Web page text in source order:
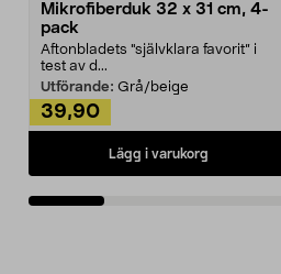
Mikrofiberduk 32 x 31 cm, 4-
pack
Aftonbladets "självklara favorit” i
test av d...
Utförande: Grå/beige
39,90
Lägg i varukorg